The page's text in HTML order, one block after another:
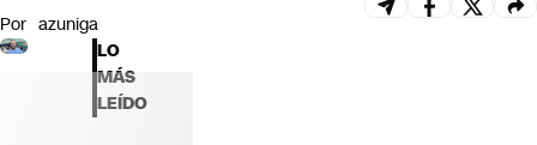
Por azuniga
LO
MÁS
LEÍDO